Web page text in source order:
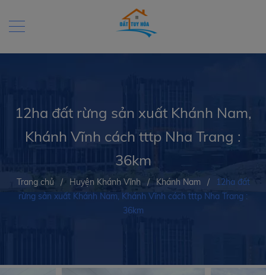
12ha đất rừng sản xuất Khánh Nam,
Khánh Vĩnh cách tttp Nha Trang :
36km
Trang chủ / Huyện Khánh Vĩnh / Khánh Nam /
12ha đất
rừng sản xuất Khánh Nam, Khánh Vĩnh cách tttp Nha Trang :
36km